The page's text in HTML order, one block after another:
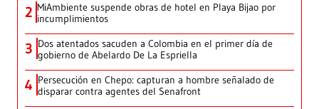
2 MiAmbiente suspende obras de hotel en Playa Bijao por
incumplimientos
3 Dos atentados sacuden a Colombia en el primer día de
gobierno de Abelardo De La Espriella
4 Persecución en Chepo: capturan a hombre señalado de
disparar contra agentes del Senafront